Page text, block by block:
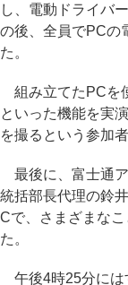
し、電動ドライバ
の後、全員でPCの
た。
組み立てたPCを
といった機能を実
を撮るという参加
最後に、富士通
統括部長代理の鈴
Cで、さまざまな
た。
午後4時25分には